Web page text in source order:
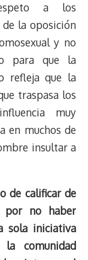
a los
la oposición
y no
para que la
refleja que la
traspasa los
muy
en muchos de
insultar a
de calificar de
por no haber
sola iniciativa
comunidad